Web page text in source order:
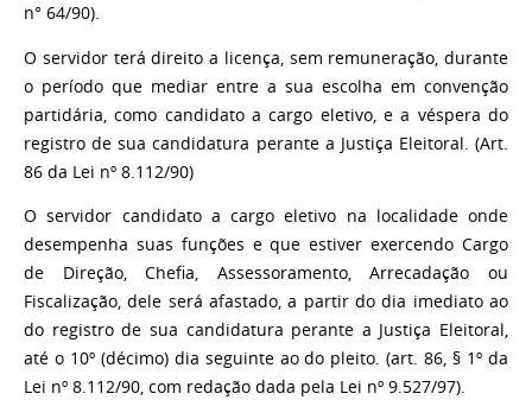
n° 64/90).
O servidor terá direito a licença, sem remuneração, durante
o período que mediar entre a sua escolha em convenção
partidária, como candidato a cargo eletivo, e a véspera do
registro de sua candidatura perante a Justiça Eleitoral. (Art.
86 da Lei nº 8.112/90)
O servidor candidato a cargo eletivo na localidade onde
desempenha suas funções e que estiver exercendo Cargo
de Direção, Chefia, Assessoramento, Arrecadação ou
Fiscalização, dele será afastado, a partir do dia imediato ao
do registro de sua candidatura perante a Justiça Eleitoral,
até o 10º (décimo) dia seguinte ao do pleito. (art. 86, § 1º da
Lei nº 8.112/90, com redação dada pela Lei nº 9.527/97).